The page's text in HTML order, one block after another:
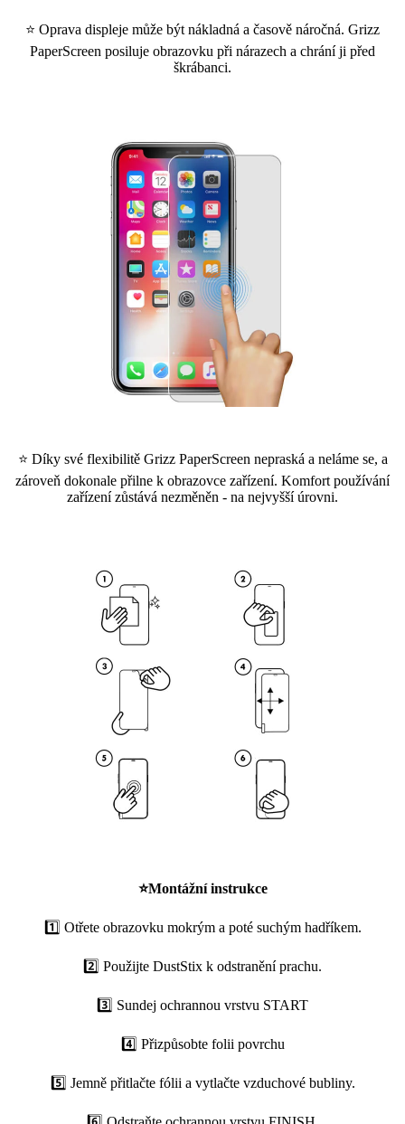
⭐ Oprava displeje může být nákladná a časově náročná. Grizz
PaperScreen posiluje obrazovku při nárazech a chrání ji před
škrábanci.
⭐ Díky své flexibilitě Grizz PaperScreen nepraská a neláme se, a
zároveň dokonale přilne k obrazovce zařízení. Komfort používání
zařízení zůstává nezměněn - na nejvyšší úrovni.
⭐Montážní instrukce
1️⃣ Otřete obrazovku mokrým a poté suchým hadříkem.
2️⃣ Použijte DustStix k odstranění prachu.
3️⃣ Sundej ochrannou vrstvu START
4️⃣ Přizpůsobte folii povrchu
5️⃣ Jemně přitlačte fólii a vytlačte vzduchové bubliny.